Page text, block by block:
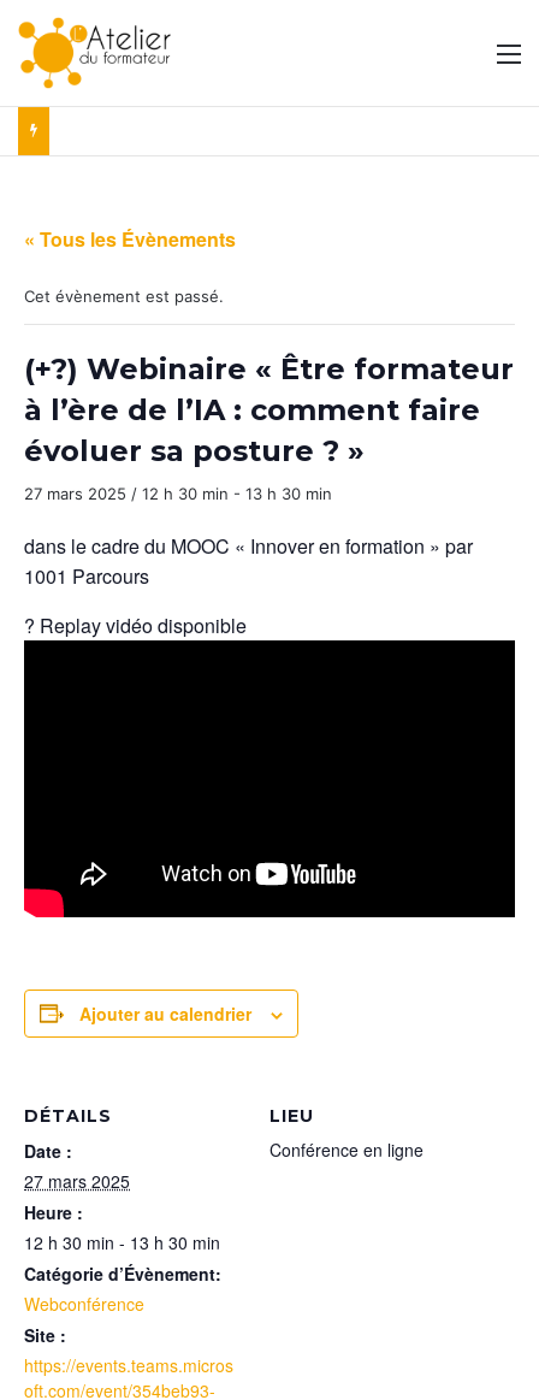
« Tous les Évènements
Cet évènement est passé.
(+?) Webinaire « Être formateur
à l’ère de l’IA : comment faire
évoluer sa posture ? »
27 mars 2025 / 12 h 30 min - 13 h 30 min
dans le cadre du MOOC « Innover en formation » par
1001 Parcours
? Replay vidéo disponible
Ajouter au calendrier
DÉTAILS
Date :
27 mars 2025
Heure :
12 h 30 min - 13 h 30 min
Catégorie d’Évènement:
Webconférence
Site :
https://events.teams.micros
oft.com/event/354beb93-
LIEU
Conférence en ligne